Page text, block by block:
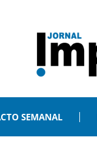
SEMANAL